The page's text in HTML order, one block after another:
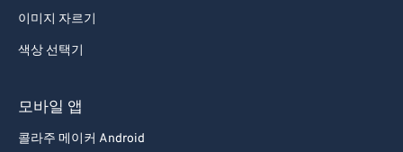
이미지 자르기
색상 선택기
모바일 앱
콜라주 메이커 Android